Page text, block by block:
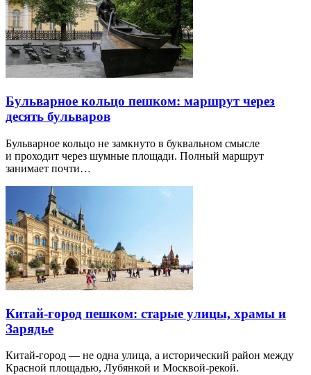
Бульварное кольцо пешком: маршрут через
десять бульваров
Бульварное кольцо не замкнуто в буквальном смысле
и проходит через шумные площади. Полный маршрут
занимает почти…
Китай-город пешком: старые улицы, храмы и
Зарядье
Китай-город — не одна улица, а исторический район между
Красной площадью, Лубянкой и Москвой-рекой.